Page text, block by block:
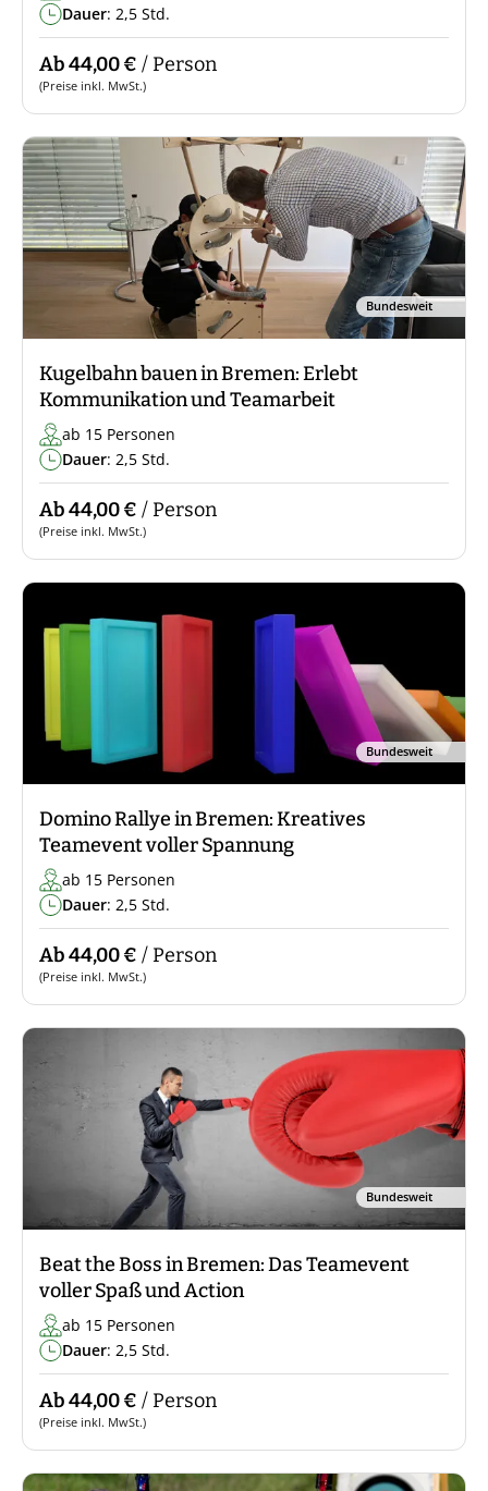
Dauer: 2,5 Std.
Ab 44,00 € / Person
(Preise inkl. MwSt.)
Bundesweit
Kugelbahn bauen in Bremen: Erlebt
Kommunikation und Teamarbeit
ab 15 Personen
Dauer: 2,5 Std.
Ab 44,00 € / Person
(Preise inkl. MwSt.)
Bundesweit
Domino Rallye in Bremen: Kreatives
Teamevent voller Spannung
ab 15 Personen
Dauer: 2,5 Std.
Ab 44,00 € / Person
(Preise inkl. MwSt.)
Bundesweit
Beat the Boss in Bremen: Das Teamevent
voller Spaß und Action
ab 15 Personen
Dauer: 2,5 Std.
Ab 44,00 € / Person
(Preise inkl. MwSt.)